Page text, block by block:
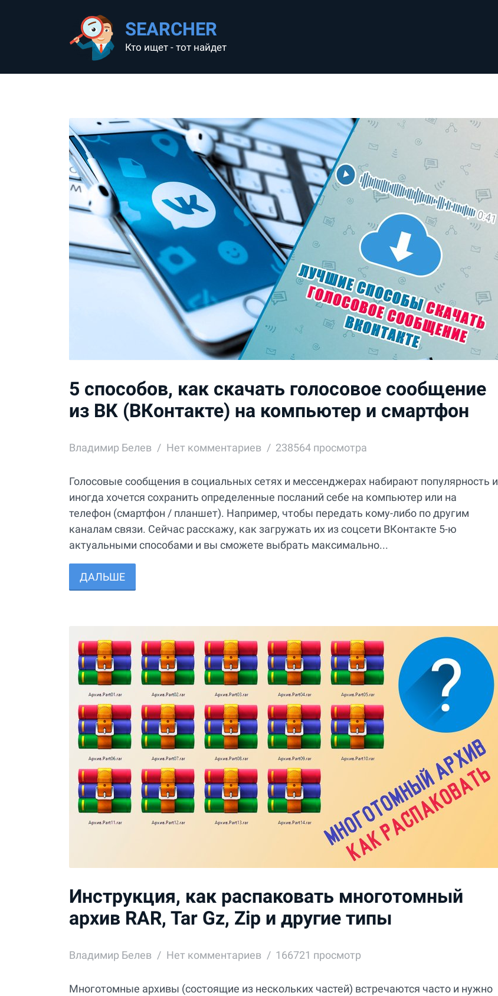
SEARCHER
Кто ищет - тот найдет
5 способов, как скачать голосовое сообщение
из ВК (ВКонтакте) на компьютер и смартфон
Владимир Белев Нет комментариев 238564 просмотра
Голосовые сообщения в социальных сетях и мессенджерах набирают популярность и
иногда хочется сохранить определенные посланий себе на компьютер или на
телефон (смартфон / планшет). Например, чтобы передать кому-либо по другим
каналам связи. Сейчас расскажу, как загружать их из соцсети ВКонтакте 5-ю
актуальными способами и вы сможете выбрать максимально...
ДАЛЬШЕ
Инструкция, как распаковать многотомный
архив RAR, Tar Gz, Zip и другие типы
Владимир Белев Нет комментариев 166721 просмотр
Многотомные архивы (состоящие из нескольких частей) встречаются часто и нужно